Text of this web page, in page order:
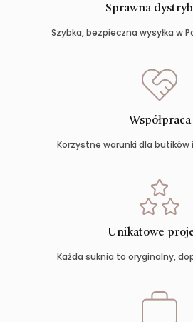
Sprawna
Szybka, bezpieczna wysyłka w
Współpraca
Korzystne warunki dla butików
Unikatowe
Każda suknia to oryginalny,